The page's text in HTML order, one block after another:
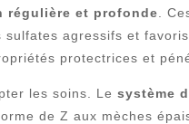
régulière et profonde .
agressifs et
protectrices et
les soins. Lesystème
de Z aux mèches